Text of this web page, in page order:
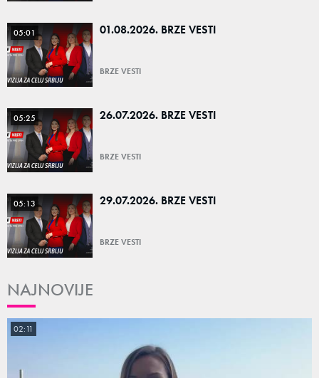
05:01 01.08.2026. BRZE VESTI
BRZE VESTI
05:25 26.07.2026. BRZE VESTI
BRZE VESTI
05:13 29.07.2026. BRZE VESTI
BRZE VESTI
NAJNOVIJE
02:11